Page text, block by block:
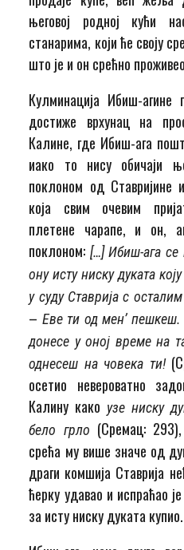
његовој родној кући
станарима, који ће своју
што је и он срећно
Кулминација Ибиш-
достиже врхунац на
Калине, где Ибиш-ага
иако то нису обичаји
поклоном од Ставријине
која свим очевим
плетене чарапе, и он,
поклоном: […] Ибиш-ага
ону исту ниску дуката
у суду Ставрија с
– Еве ти од мен’ пешкеш.
донесе у оној време на
однесеш на човека ти!
осетио невероватно
Калину како узе ниску
бело грло (Сремац:
срећа му више значе од
драги комшија Ставрија
ћерку удавао и испраћао
за исту ниску дуката купио.